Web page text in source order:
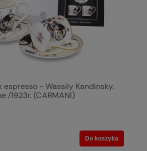
espresso - Wassily Kandinsky.
/1923r. (CARMANI)
Do koszyka